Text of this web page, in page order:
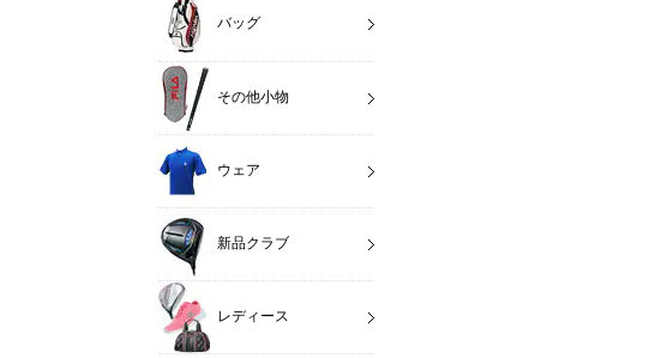
バッグ
その他小物
ウェア
新品クラブ
レディース